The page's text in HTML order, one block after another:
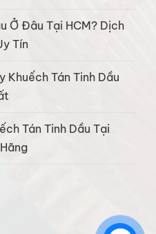
Ở Đâu Tại HCM? Dịch
Tín
Khuếch Tán Tinh Dầu
Tán Tinh Dầu Tại